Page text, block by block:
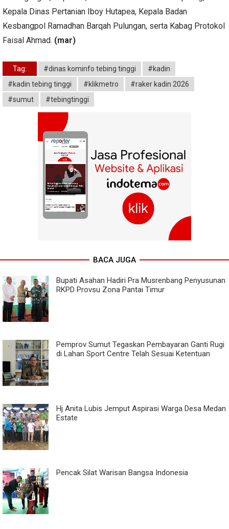
Kepala Dinas Pertanian Iboy Hutapea, Kepala Badan
Kesbangpol Ramadhan Barqah Pulungan, serta Kabag Protokol
Faisal Ahmad. (mar)
Tag: #dinas kominfo tebing tinggi
#kadin
#kadin tebing tinggi
#klikmetro
#raker kadin 2026
#sumut
#tebingtinggi
BACA JUGA
Bupati Asahan Hadiri Pra Musrenbang Penyusunan
RKPD Provsu Zona Pantai Timur
Pemprov Sumut Tegaskan Pembayaran Ganti Rugi
di Lahan Sport Centre Telah Sesuai Ketentuan
Hj Anita Lubis Jemput Aspirasi Warga Desa Medan
Estate
Pencak Silat Warisan Bangsa Indonesia